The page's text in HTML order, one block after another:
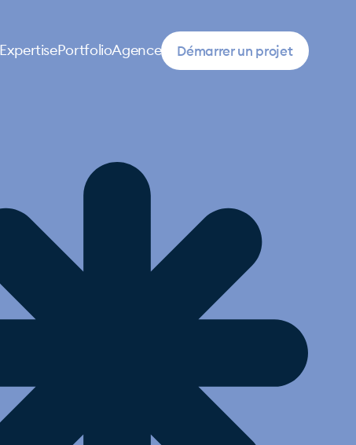
ExpertisePortfolioAgence Démarrer un projet